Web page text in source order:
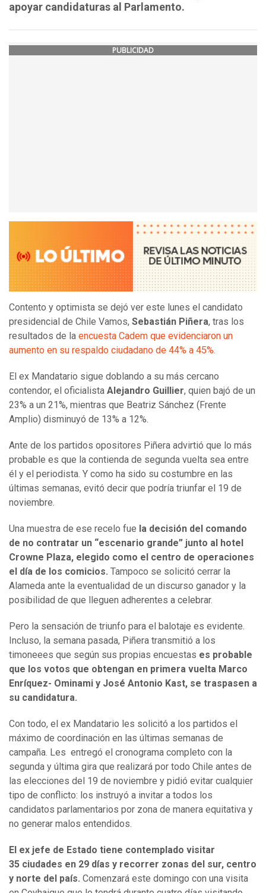
apoyar candidaturas al Parlamento.
PUBLICIDAD
Contento y optimista se dejó ver este lunes el candidato
presidencial de Chile Vamos, Sebastián Piñera, tras los
resultados de la encuesta Cadem que evidenciaron un
aumento en su respaldo ciudadano de 44% a 45%.
El ex Mandatario sigue doblando a su más cercano
contendor, el oficialista Alejandro Guillier, quien bajó de un
23% a un 21%, mientras que Beatriz Sánchez (Frente
Amplio) disminuyó de 13% a 12%.
Ante de los partidos opositores Piñera advirtió que lo más
probable es que la contienda de segunda vuelta sea entre
él y el periodista. Y como ha sido su costumbre en las
últimas semanas, evitó decir que podría triunfar el 19 de
noviembre.
Una muestra de ese recelo fue la decisión del comando
de no contratar un “escenario grande” junto al hotel
Crowne Plaza, elegido como el centro de operaciones
el día de los comicios. Tampoco se solicitó cerrar la
Alameda ante la eventualidad de un discurso ganador y la
posibilidad de que lleguen adherentes a celebrar.
Pero la sensación de triunfo para el balotaje es evidente.
Incluso, la semana pasada, Piñera transmitió a los
timoneees que según sus propias encuestas es probable
que los votos que obtengan en primera vuelta Marco
Enríquez- Ominami y José Antonio Kast, se traspasen a
su candidatura.
Con todo, el ex Mandatario les solicitó a los partidos el
máximo de coordinación en las últimas semanas de
campaña. Les entregó el cronograma completo con la
segunda y última gira que realizará por todo Chile antes de
las elecciones del 19 de noviembre y pidió evitar cualquier
tipo de conflicto: los instruyó a invitar a todos los
candidatos parlamentarios por zona de manera equitativa y
no generar malos entendidos.
El ex jefe de Estado tiene contemplado visitar
35 ciudades en 29 días y recorrer zonas del sur, centro
y norte del país. Comenzará este domingo con una visita